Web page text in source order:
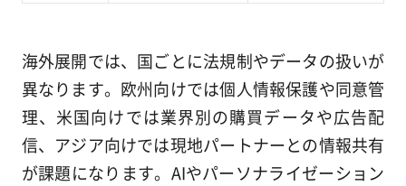
海外展開では、国ごとに法規制やデータの扱いが
異なります。欧州向けでは個人情報保護や同意管
理、米国向けでは業界別の購買データや広告配
信、アジア向けでは現地パートナーとの情報共有
が課題になります。AIやパーソナライゼーション